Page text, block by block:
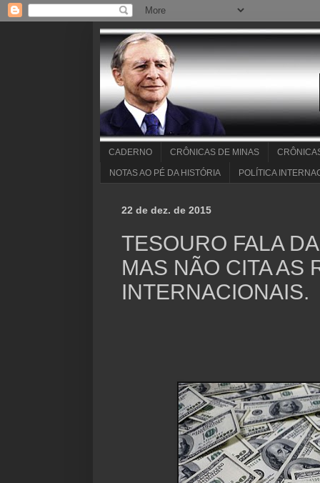
CADERNO CRÔNICAS DE MINAS
NOTAS AO PÉ DA HISTÓRIA POLÍTICA
22 de dez. de 2015
TESOURO FALA
MAS NÃO CITA AS
INTERNACIONAIS.